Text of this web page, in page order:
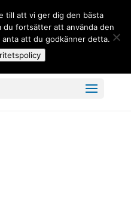
till att vi ger dig den bästa
du fortsätter att använda den
att du godkänner detta.